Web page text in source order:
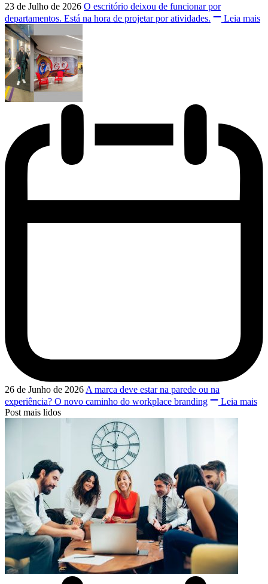
23 de Julho de 2026 O escritório deixou de funcionar por
departamentos. Está na hora de projetar por atividades.
Leia mais
26 de Junho de 2026 A marca deve estar na parede ou na
experiência? O novo caminho do workplace branding
Leia mais
Post mais lidos